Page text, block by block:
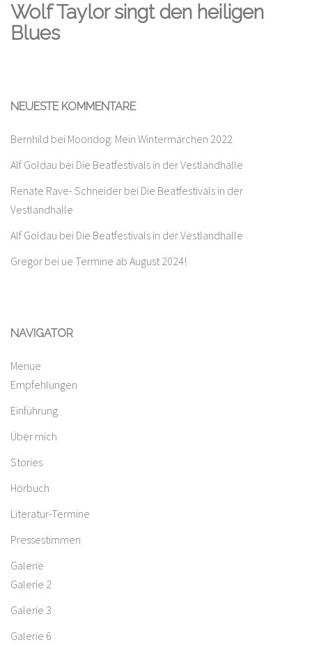
Wolf Taylor singt den heiligen
Blues
NEUESTE KOMMENTARE
Bernhild bei Moondog: Mein Wintermärchen 2022
Alf Goldau bei Die Beatfestivals in der Vestlandhalle
Renate Rave- Schneider bei Die Beatfestivals in der
Vestlandhalle
Alf Goldau bei Die Beatfestivals in der Vestlandhalle
Gregor bei ue Termine ab August 2024!
NAVIGATOR
Menue
Empfehlungen
Einführung
Über mich
Stories
Hörbuch
Literatur-Termine
Pressestimmen
Galerie
Galerie 2
Galerie 3
Galerie 6